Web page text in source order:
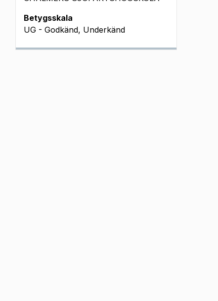
Betygsskala
UG - Godkänd, Underkänd